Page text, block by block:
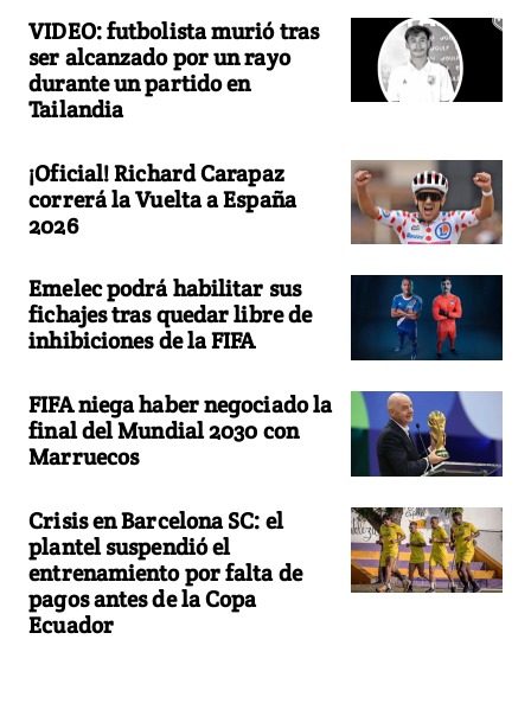
VIDEO: futbolista murió tras
ser alcanzado por un rayo
durante un partido en
Tailandia
¡Oficial! Richard Carapaz
correrá la Vuelta a España
2026
Emelec podrá habilitar sus
fichajes tras quedar libre de
inhibiciones de la FIFA
FIFA niega haber negociado la
final del Mundial 2030 con
Marruecos
Crisis en Barcelona SC: el
plantel suspendió el
entrenamiento por falta de
pagos antes de la Copa
Ecuador